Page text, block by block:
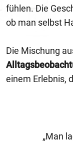
fühlen. Die
ob man selbst
Die Mischung
einem Erlebnis,
„Man